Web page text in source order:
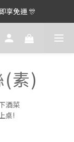
享免運 🎊
素)
酒菜
桌!